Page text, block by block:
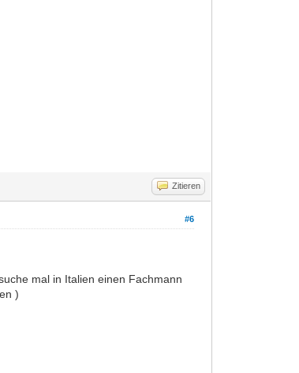
Zitieren
#6
mal in Italien einen Fachmann
)